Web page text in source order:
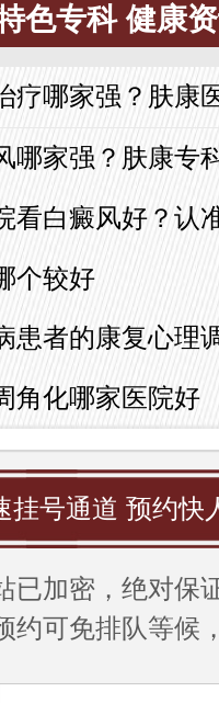
色专科 健康
疗哪家强？肤康
哪家强？肤康专
看白癜风好？认
个较好
患者的康复心理
角化哪家医院好
挂号通道 预约快
已加密，绝对保
约可免排队等候